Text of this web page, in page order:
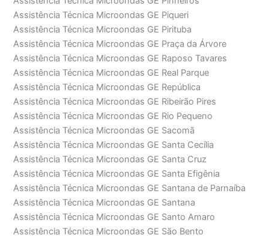
Assistência Técnica Microondas GE Piqueri
Assistência Técnica Microondas GE Pirituba
Assistência Técnica Microondas GE Praça da Árvore
Assistência Técnica Microondas GE Raposo Tavares
Assistência Técnica Microondas GE Real Parque
Assistência Técnica Microondas GE República
Assistência Técnica Microondas GE Ribeirão Pires
Assistência Técnica Microondas GE Rio Pequeno
Assistência Técnica Microondas GE Sacomã
Assistência Técnica Microondas GE Santa Cecília
Assistência Técnica Microondas GE Santa Cruz
Assistência Técnica Microondas GE Santa Efigênia
Assistência Técnica Microondas GE Santana de Parnaíba
Assistência Técnica Microondas GE Santana
Assistência Técnica Microondas GE Santo Amaro
Assistência Técnica Microondas GE São Bento